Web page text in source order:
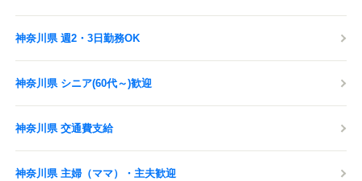
神奈川県 週2・3日勤務OK
神奈川県 シニア(60代～)歓迎
神奈川県 交通費支給
神奈川県 主婦（ママ）・主夫歓迎